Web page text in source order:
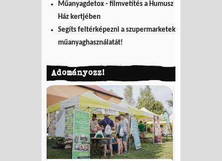
Műanyagdetox - filmvetítés a Humusz
Ház kertjében
Segíts feltérképezni a szupermarketek
műanyaghasználatát!
Adományozz!